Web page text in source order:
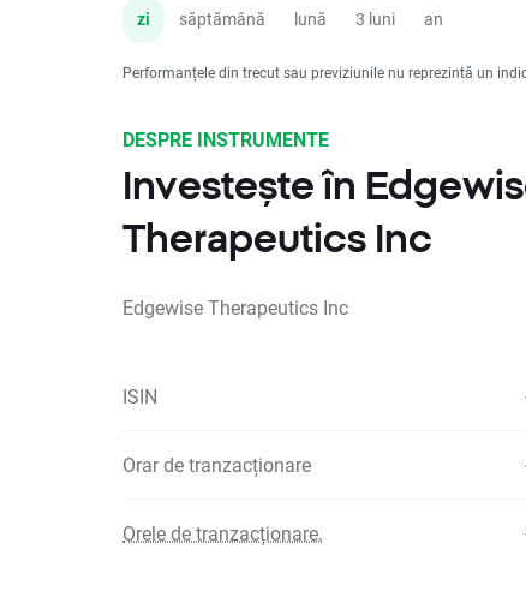
zi săptămână lună 3 luni an
Performanțele din trecut sau previziunile nu reprezintă un
DESPRE INSTRUMENTE
Investește în
Therapeutics Inc
Edgewise Therapeutics Inc
ISIN
Orar de tranzacționare
Orele de tranzacționare.